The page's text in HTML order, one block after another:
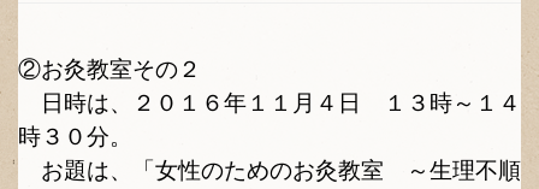
②お灸教室その２
日時は、
２０１６年１１月４ 日
１３時～１４
時３０分。
お題は、「女性のためのお灸教室 ～生理不順